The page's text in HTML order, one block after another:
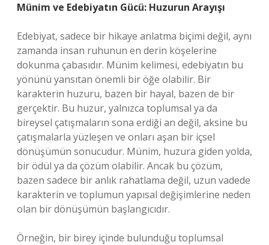
Münim ve Edebiyatın Gücü: Huzurun Arayışı
Edebiyat, sadece bir hikaye anlatma biçimi değil, aynı
zamanda insan ruhunun en derin köşelerine
dokunma çabasıdır. Münim kelimesi, edebiyatın bu
yönünü yansıtan önemli bir öğe olabilir. Bir
karakterin huzuru, bazen bir hayal, bazen de bir
gerçektir. Bu huzur, yalnızca toplumsal ya da
bireysel çatışmaların sona erdiği an değil, aksine bu
çatışmalarla yüzleşen ve onları aşan bir içsel
dönüşümün sonucudur. Münim, huzura giden yolda,
bir ödül ya da çözüm olabilir. Ancak bu çözüm,
bazen sadece bir anlık rahatlama değil, uzun vadede
karakterin ve toplumun yapısal değişimlerine neden
olan bir dönüşümün başlangıcıdır.
Örneğin, bir birey içinde bulunduğu toplumsal